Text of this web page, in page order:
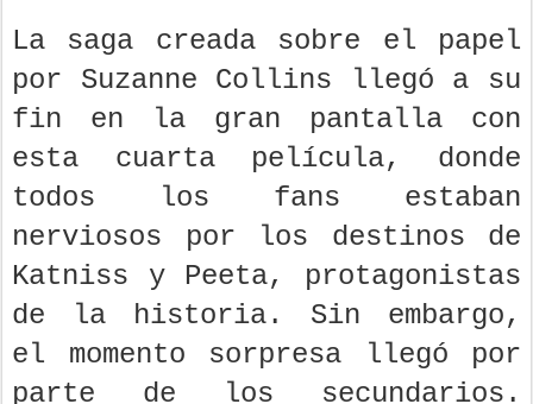
La saga creada sobre el papel
por Suzanne Collins llegó a su
fin en la gran pantalla con
esta cuarta película, donde
todos los fans estaban
nerviosos por los destinos de
Katniss y Peeta, protagonistas
de la historia. Sin embargo,
el momento sorpresa llegó por
parte de los secundarios.